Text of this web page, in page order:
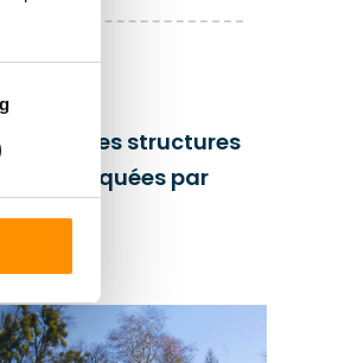
pour les structures
fabriquées par
:
gonflables qui
une alimentation
en air sont couvertes par
de trois ans. Nous les